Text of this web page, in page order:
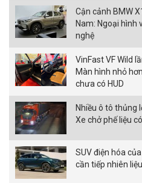
Cận cảnh BMW
Nam: Ngoại hình
nghệ
VinFast VF Wild
Màn hình nhỏ
chưa có HUD
Nhiều ô tô thủng
Xe chở phế liệu
SUV điện hóa
cần tiếp nhiên